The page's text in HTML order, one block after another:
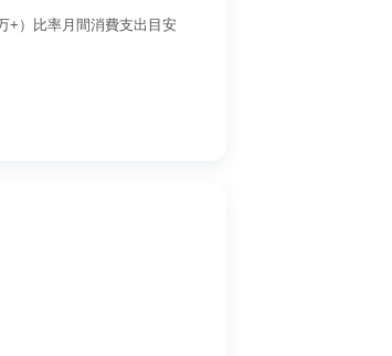
+）比率月間消費支出目安